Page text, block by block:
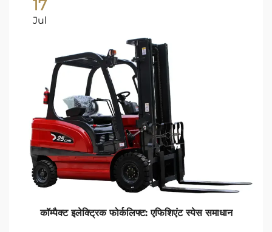
17
Jul
कॉम्पैक्ट इलेक्ट्रिक फोर्कलिफ्ट: एफिशिएंट स्पेस समाधान